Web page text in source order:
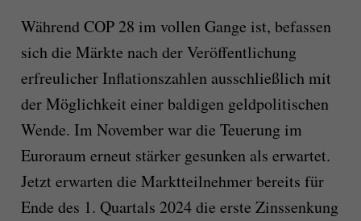
Während COP 28 im vollen Gange ist, befassen
sich die Märkte nach der Veröffentlichung
erfreulicher Inflationszahlen ausschließlich mit
der Möglichkeit einer baldigen geldpolitischen
Wende. Im November war die Teuerung im
Euroraum erneut stärker gesunken als erwartet.
Jetzt erwarten die Marktteilnehmer bereits für
Ende des 1. Quartals 2024 die erste Zinssenkung